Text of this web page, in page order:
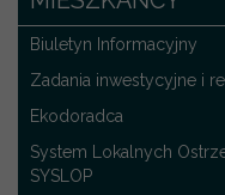
Biuletyn Informacyjny
Zadania inwestycyjne i
Ekodoradca
System Lokalnych
SYSLOP